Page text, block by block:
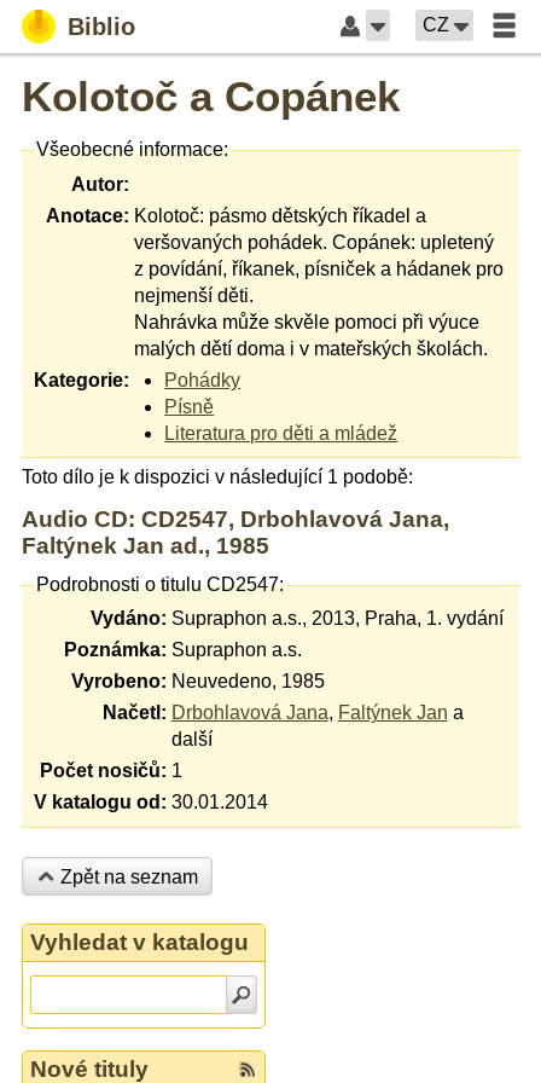
Biblio CZ
Kolotoč a Copánek
Všeobecné informace:
Autor:
Anotace: Kolotoč: pásmo dětských říkadel a
veršovaných pohádek. Copánek: upletený
z povídání, říkanek, písniček a hádanek pro
nejmenší děti.
Nahrávka může skvěle pomoci při výuce
malých dětí doma i v mateřských školách.
Kategorie:
Pohádky
Písně
Literatura pro děti a mládež
Toto dílo je k dispozici v následující 1 podobě:
Audio CD: CD2547, Drbohlavová Jana,
Faltýnek Jan ad., 1985
Podrobnosti o titulu CD2547:
Vydáno: Supraphon a.s., 2013, Praha, 1. vydání
Poznámka: Supraphon a.s.
Vyrobeno: Neuvedeno, 1985
Načetl: Drbohlavová Jana, Faltýnek Jan
další
Počet nosičů: 1
V katalogu od: 30.01.2014
Zpět na seznam
Vyhledat v katalogu
Nové tituly